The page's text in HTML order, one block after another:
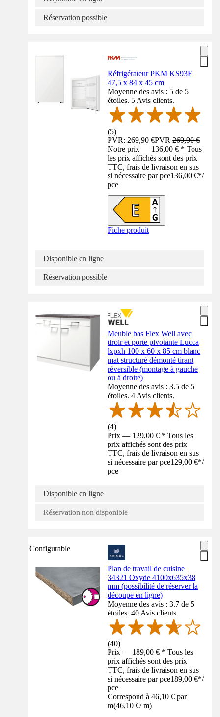
Réservation possible
Réfrigérateur PKM KS93E
47,5 x 84 x 45 cm
Moyenne des avis : 5 de 5
étoiles. 5 Avis clients.
(5)
PVR: 269,90 €PVR269,90 €
Notre prix — 136,00 € * Tous
les prix affichés sont des prix
TTC, frais de livraison en sus
si nécessaire par pce136,00 €*/
pce
Fiche produit
Disponible en ligne
Réservation possible
Meuble bas Flex Well avec
tiroir et porte pivotante Lucca
lxpxh 100 x 60 x 85 cm blanc
mat structuré démonté tirant
réversible (montage à gauche
ou à droite)
Moyenne des avis : 3.5 de 5
étoiles. 4 Avis clients.
(4)
Prix — 129,00 € * Tous les
prix affichés sont des prix
TTC, frais de livraison en sus
si nécessaire par pce129,00 €*/
pce
Disponible en ligne
Réservation non disponible
Configurable
Plan de travail de cuisine
34321 Oxyde 4100x635x38
mm (possibilité de réserver la
découpe en ligne)
Moyenne des avis : 3.7 de 5
étoiles. 40 Avis clients.
(40)
Prix — 189,00 € * Tous les
prix affichés sont des prix
TTC, frais de livraison en sus
si nécessaire par pce189,00 €*/
pce
Correspond à 46,10 € par
m(46,10 €/ m)